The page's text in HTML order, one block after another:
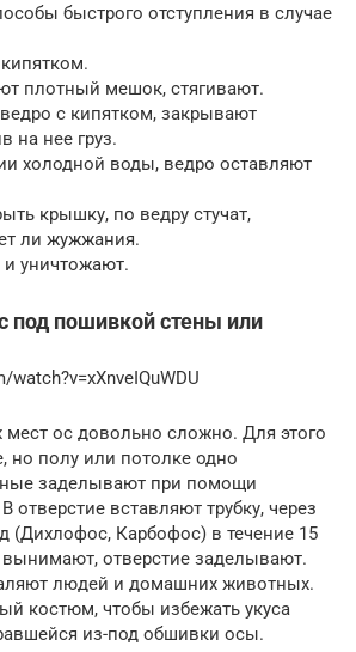
быстрого отступления в случае
плотный мешок, стягивают.
с кипятком, закрывают
на нее груз.
холодной воды, ведро оставляют
крышку, по ведру стучат,
ли жужжания.
уничтожают.
под пошивкой стены или
мест ос довольно сложно. Для этого
но полу или потолке одно
заделывают при помощи
вставляют трубку, через
(Дихлофос, Карбофос) в течение 15
вынимают, отверстие заделывают.
людей и домашних животных.
костюм, чтобы избежать укуса
из-под обшивки осы.